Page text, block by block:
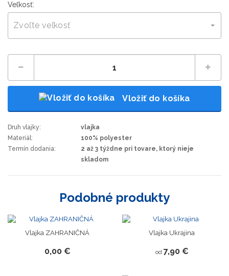
Veľkosť:
Zvoľte veľkosť
Vložiť do košíka
Druh vlajky:
vlajka
Materiál:
100% polyester
Termín dodania:
2 až 3 týždne pri tovare, ktorý nieje
skladom
Podobné produkty
Vlajka ZAHRANIČNÁ
0,00 €
Vlajka Ukrajina
od 7,90 €